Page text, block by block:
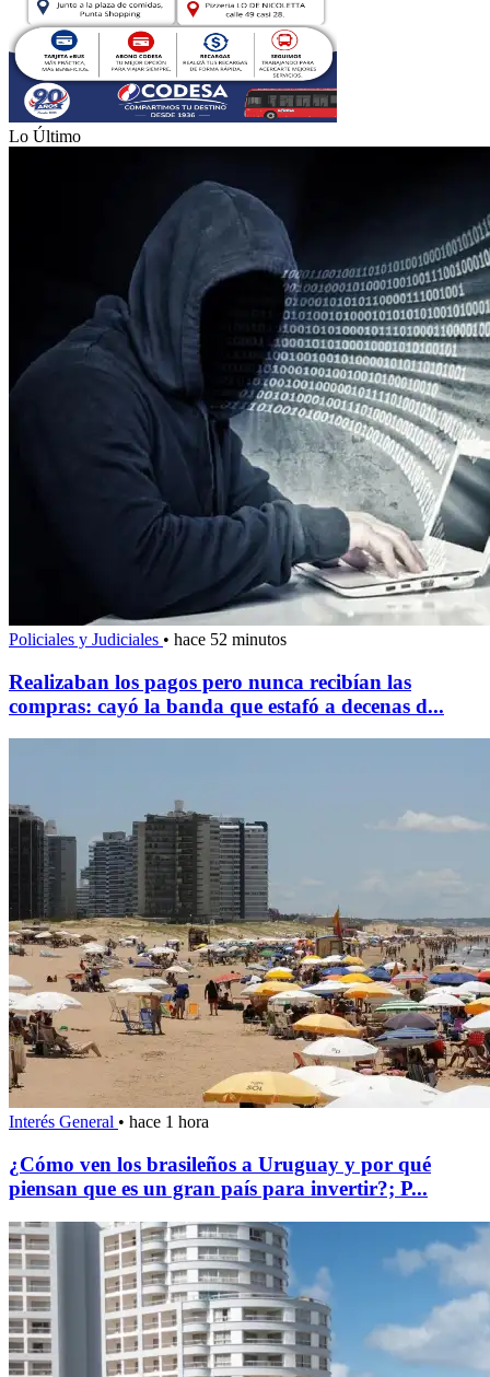
Lo Último
Policiales y Judiciales • hace 52 minutos
Realizaban los pagos pero nunca recibían las
compras: cayó la banda que estafó a decenas d...
Interés General • hace 1 hora
¿Cómo ven los brasileños a Uruguay y por qué
piensan que es un gran país para invertir?; P...